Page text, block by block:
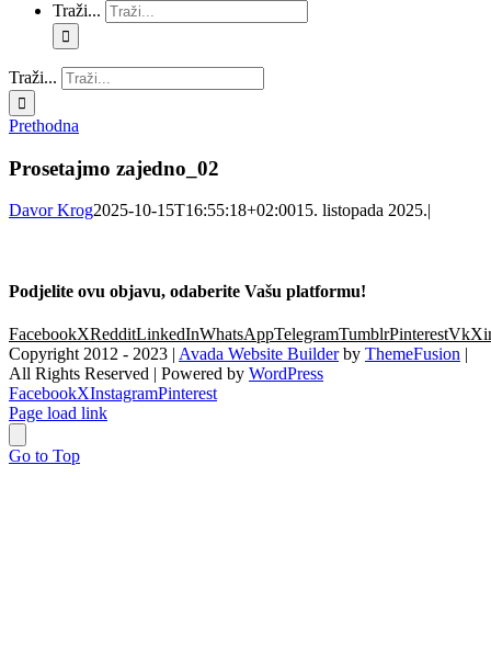
Traži...
Traži...
Prethodna
Prosetajmo zajedno_02
Davor Krog2025-10-15T16:55:18+02:0015. listopada 2025.|
Podjelite ovu objavu, odaberite Vašu platformu!
FacebookXRedditLinkedInWhatsAppTelegramTumblrPinterestVk
Copyright 2012 - 2023 | Avada Website Builderby ThemeFusion |
All Rights Reserved | Powered by WordPress
FacebookXInstagramPinterest
Page load link
Go to Top